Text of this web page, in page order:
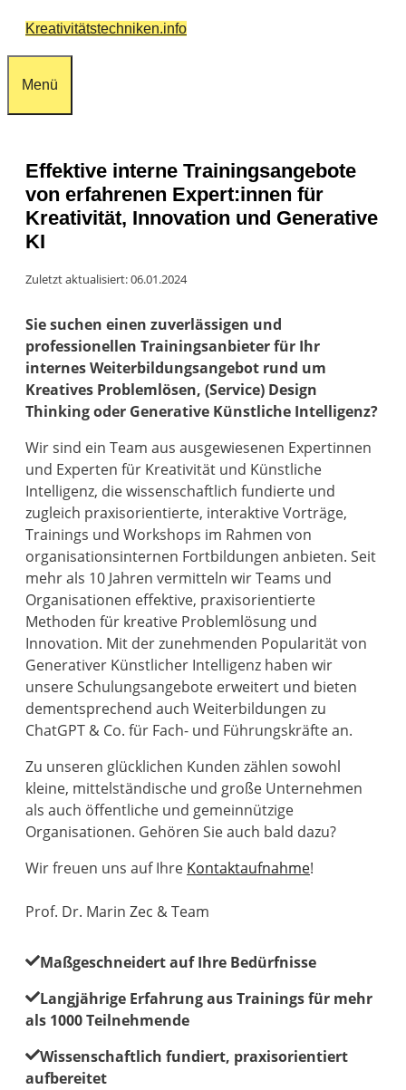
ZumKreativitätstechniken.info
Menü
Effektive interne Trainingsangebote
von erfahrenen Expert:innen für
Kreativität, Innovation und Generative
KI
Zuletzt aktualisiert: 06.01.2024
Sie suchen einen zuverlässigen und
professionellen Trainingsanbieter für Ihr
internes Weiterbildungsangebot rund um
Kreatives Problemlösen, (Service) Design
Thinking oder Generative Künstliche Intelligenz?
Wir sind ein Team aus ausgewiesenen Expertinnen
und Experten für Kreativität und Künstliche
Intelligenz, die wissenschaftlich fundierte und
zugleich praxisorientierte, interaktive Vorträge,
Trainings und Workshops im Rahmen von
organisationsinternen Fortbildungen anbieten. Seit
mehr als 10 Jahren vermitteln wir Teams und
Organisationen effektive, praxisorientierte
Methoden für kreative Problemlösung und
Innovation. Mit der zunehmenden Popularität von
Generativer Künstlicher Intelligenz haben wir
unsere Schulungsangebote erweitert und bieten
dementsprechend auch Weiterbildungen zu
ChatGPT & Co. für Fach- und Führungskräfte an.
Zu unseren glücklichen Kunden zählen sowohl
kleine, mittelständische und große Unternehmen
als auch öffentliche und gemeinnützige
Organisationen. Gehören Sie auch bald dazu?
Wir freuen uns auf Ihre Kontaktaufnahme!
Prof. Dr. Marin Zec & Team
Maßgeschneidert auf Ihre Bedürfnisse
Langjährige Erfahrung aus Trainings für mehr
als 1000 Teilnehmende
Wissenschaftlich fundiert, praxisorientiert
aufbereitet